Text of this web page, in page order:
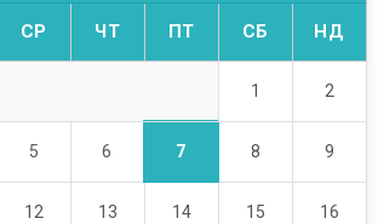
СР ЧТ ПТ СБ НД
1 2
5 6 7 8 9
12 13 14 15 16